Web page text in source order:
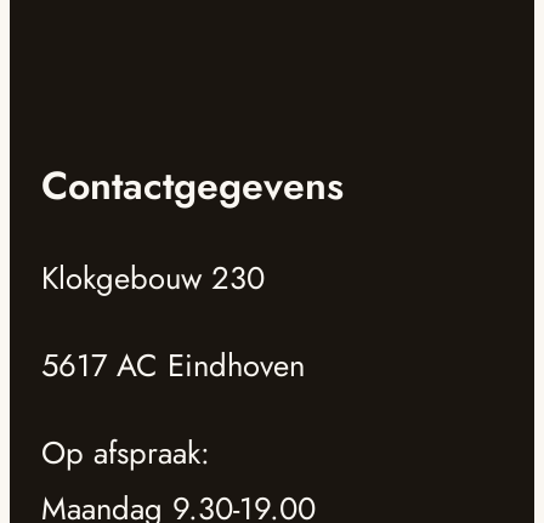
Contactgegevens
Klokgebouw 230
5617 AC Eindhoven
Op afspraak:
Maandag 9.30-19.00